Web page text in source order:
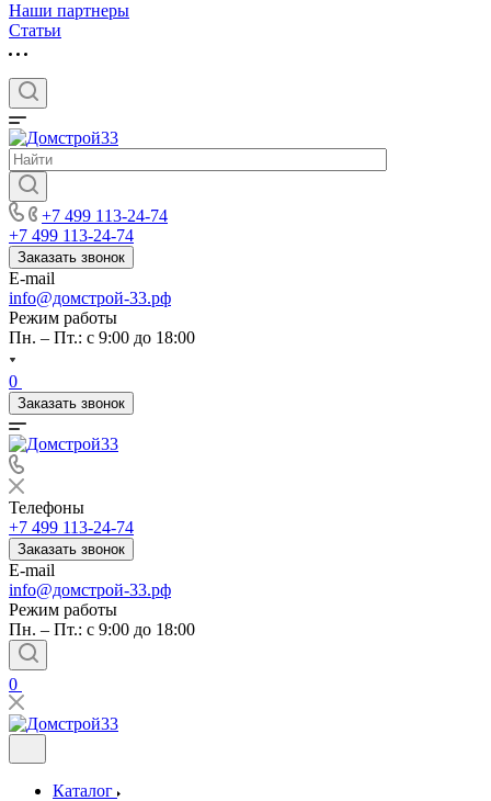
Наши партнеры
Статьи
+7 499 113-24-74
+7 499 113-24-74
Заказать звонок
E-mail
info@домстрой-33.рф
Режим работы
Пн. – Пт.: с 9:00 до 18:00
0
Заказать звонок
Телефоны
+7 499 113-24-74
Заказать звонок
E-mail
info@домстрой-33.рф
Режим работы
Пн. – Пт.: с 9:00 до 18:00
0
Каталог